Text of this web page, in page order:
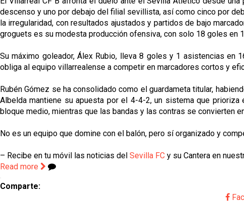
descenso y uno por debajo del filial sevillista, así como cinco por
la irregularidad, con resultados ajustados y partidos de bajo
groguets es su modesta producción ofensiva, con solo 18 goles en
Su máximo goleador, Álex Rubio, lleva 8 goles y 1 asistencias en
obliga al equipo villarrealense a competir en marcadores cortos y
Rubén Gómez se ha consolidado como el guardameta titular,
Albelda mantiene su apuesta por el 4-4-2, un sistema que
bloque medio, mientras que las bandas y las contras se convierten
No es un equipo que domine con el balón, pero sí organizado y
– Recibe en tu móvil las noticias del Sevilla FC y su Cantera en
Read more
Comparte: